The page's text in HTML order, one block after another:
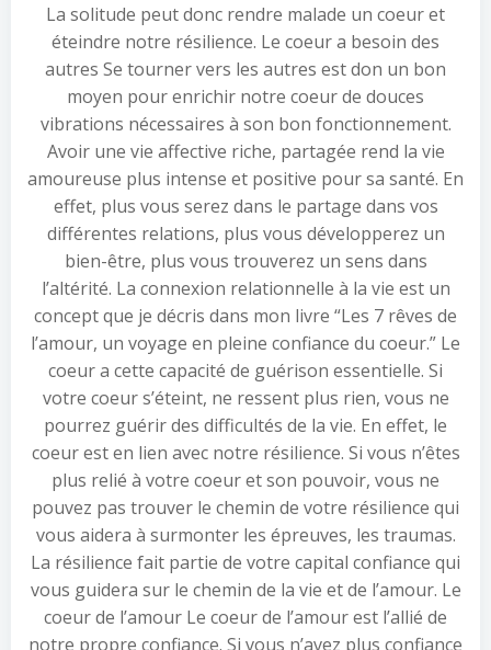
La solitude peut donc rendre malade un coeur et
éteindre notre résilience. Le coeur a besoin des
autres Se tourner vers les autres est don un bon
moyen pour enrichir notre coeur de douces
vibrations nécessaires à son bon fonctionnement.
Avoir une vie affective riche, partagée rend la vie
amoureuse plus intense et positive pour sa santé. En
effet, plus vous serez dans le partage dans vos
différentes relations, plus vous développerez un
bien-être, plus vous trouverez un sens dans
l’altérité. La connexion relationnelle à la vie est un
concept que je décris dans mon livre “Les 7 rêves de
l’amour, un voyage en pleine confiance du coeur.” Le
coeur a cette capacité de guérison essentielle. Si
votre coeur s’éteint, ne ressent plus rien, vous ne
pourrez guérir des difficultés de la vie. En effet, le
coeur est en lien avec notre résilience. Si vous n’êtes
plus relié à votre coeur et son pouvoir, vous ne
pouvez pas trouver le chemin de votre résilience qui
vous aidera à surmonter les épreuves, les traumas.
La résilience fait partie de votre capital confiance qui
vous guidera sur le chemin de la vie et de l’amour. Le
coeur de l’amour Le coeur de l’amour est l’allié de
notre propre confiance. Si vous n’avez plus confiance